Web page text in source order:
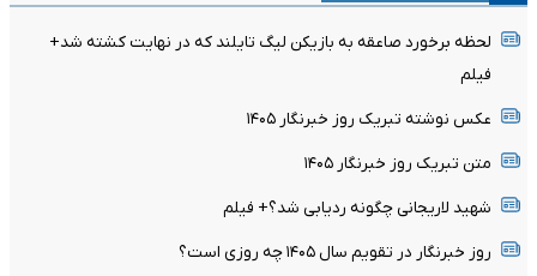
لحظه برخورد صاعقه به بازیکن لیگ تایلند که در نهایت کشته شد+
فیلم
عکس نوشته تبریک روز خبرنگار ۱۴۰۵
متن تبریک روز خبرنگار ۱۴۰۵
شهید لاریجانی چگونه ردیابی شد؟+ فیلم
روز خبرنگار در تقویم سال ۱۴۰۵ چه روزی است؟